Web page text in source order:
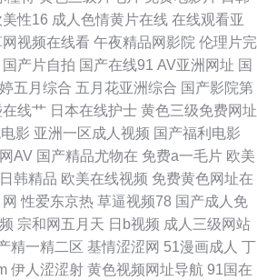
碰视频 91看片婬黄大片 老熟妇黑丝骚货18p 91
费观看 影音先锋黑丝高跟 黑森林福利导航 91N
区成人 综合社区中文字幕 激情五月网熟女 福利
页在线版 91视频牛牛 91海外视频免费观看 51
影库 日韩福利视頻 日韩无码高清啊啊啊 欧美色
三级 91尤物丝袜 91大战黑丝美女 五月天综合
美女91 青草天美精品 男人女人性天堂α 国产最
美性16 成人色情黄片在线 在线观看亚
网视频在线看 午夜精品网影院 伦理片完
国产片自拍 国产在线91 AV亚洲网址 国
五月综合 五月花亚洲综合 国产影院第
在线艹 日本在线护士 黄色三级免费网址
影 亚洲一区成人视频 国产福利电影
AV 国产精品尤物在 免费a一毛片 欧美
韩精品 欧美在线视频 免费黄色网址在
性爱东京热 草逼视频78 国产成人免
宗和网五月天 日b视频 成人三级网站
精一精二区 基情涩涩网 51漫画成人 丁
伊人涩涩射 黄色视频网址导航 91国在